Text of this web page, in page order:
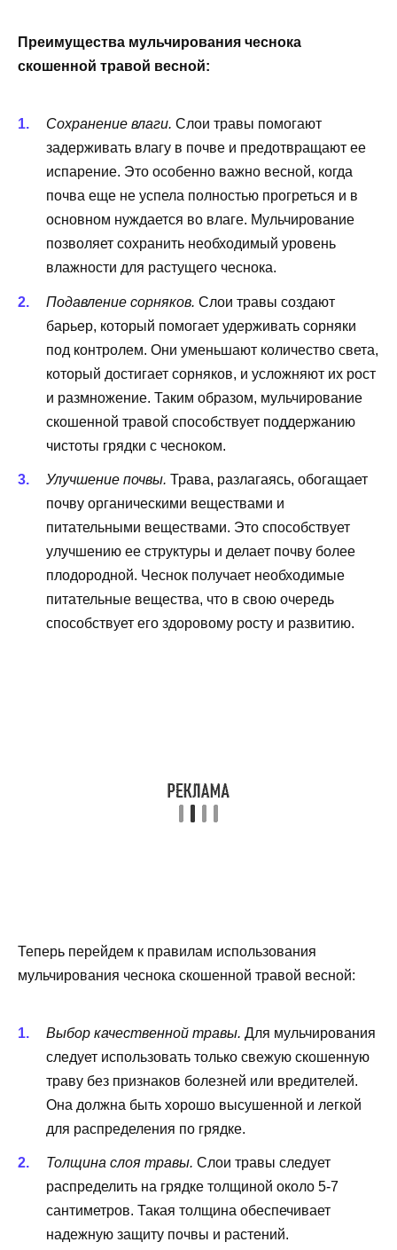
Преимущества мульчирования чеснока
скошенной травой весной:
Сохранение влаги. Слои травы помогают
задерживать влагу в почве и предотвращают ее
испарение. Это особенно важно весной, когда
почва еще не успела полностью прогреться и в
основном нуждается во влаге. Мульчирование
позволяет сохранить необходимый уровень
влажности для растущего чеснока.
Подавление сорняков. Слои травы создают
барьер, который помогает удерживать сорняки
под контролем. Они уменьшают количество света,
который достигает сорняков, и усложняют их рост
и размножение. Таким образом, мульчирование
скошенной травой способствует поддержанию
чистоты грядки с чесноком.
Улучшение почвы. Трава, разлагаясь, обогащает
почву органическими веществами и
питательными веществами. Это способствует
улучшению ее структуры и делает почву более
плодородной. Чеснок получает необходимые
питательные вещества, что в свою очередь
способствует его здоровому росту и развитию.
Теперь перейдем к правилам использования
мульчирования чеснока скошенной травой весной:
Выбор качественной травы. Для мульчирования
следует использовать только свежую скошенную
траву без признаков болезней или вредителей.
Она должна быть хорошо высушенной и легкой
для распределения по грядке.
Толщина слоя травы. Слои травы следует
распределить на грядке толщиной около 5-7
сантиметров. Такая толщина обеспечивает
надежную защиту почвы и растений.